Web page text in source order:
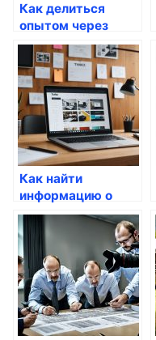
Как делиться
опытом через
госуслуги
Как найти
информацию о
своих действиях
через Госуслуги